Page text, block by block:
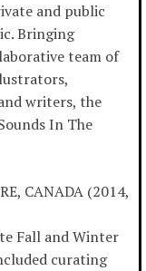
and public
Bringing
team of
writers, the
In The
CANADA (2014,
Fall and Winter
curating